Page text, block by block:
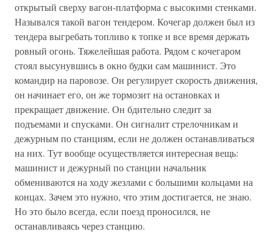
открытый сверху вагон-платформа с высокими стенками.
Назывался такой вагон тендером. Кочегар должен был из
тендера выгребать топливо к топке и все время держать
ровный огонь. Тяжелейшая работа. Рядом с кочегаром
стоял высунувшись в окно будки сам машинист. Это
командир на паровозе. Он регулирует скорость движения,
он начинает его, он же тормозит на остановках и
прекращает движение. Он бдительно следит за
подъемами и спусками. Он сигналит стрелочникам и
дежурным по станциям, если не должен останавливаться
на них. Тут вообще осуществляется интересная вещь:
машинист и дежурный по станции начальник
обмениваются на ходу жезлами с большими кольцами на
концах. Зачем это нужно, что этим достигается, не знаю.
Но это было всегда, если поезд проносился, не
останавливаясь через станцию.